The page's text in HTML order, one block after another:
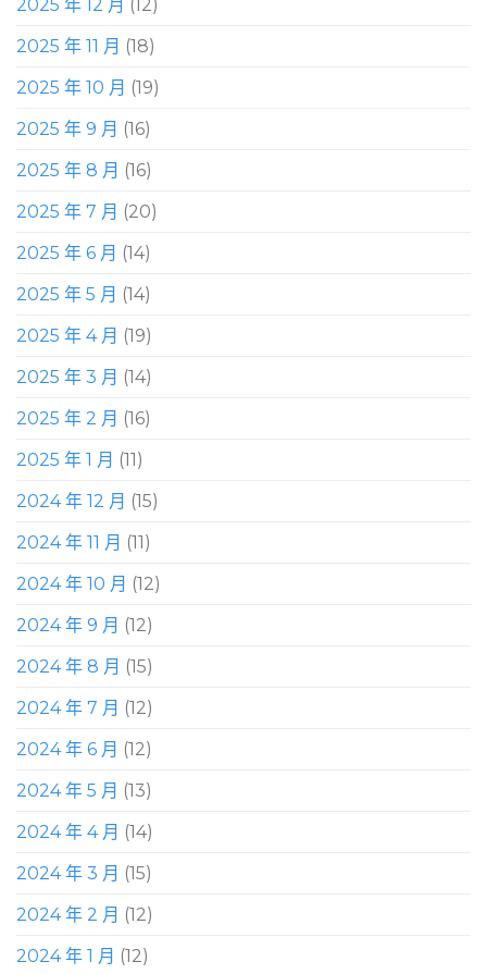
2025 年 12 月 (12)
2025 年 11 月 (18)
2025 年 10 月 (19)
2025 年 9 月 (16)
2025 年 8 月 (16)
2025 年 7 月 (20)
2025 年 6 月 (14)
2025 年 5 月 (14)
2025 年 4 月 (19)
2025 年 3 月 (14)
2025 年 2 月 (16)
2025 年 1 月 (11)
2024 年 12 月 (15)
2024 年 11 月 (11)
2024 年 10 月 (12)
2024 年 9 月 (12)
2024 年 8 月 (15)
2024 年 7 月 (12)
2024 年 6 月 (12)
2024 年 5 月 (13)
2024 年 4 月 (14)
2024 年 3 月 (15)
2024 年 2 月 (12)
2024 年 1 月 (12)